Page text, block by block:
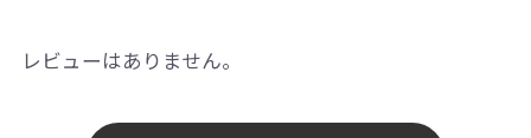
レビューはありません。